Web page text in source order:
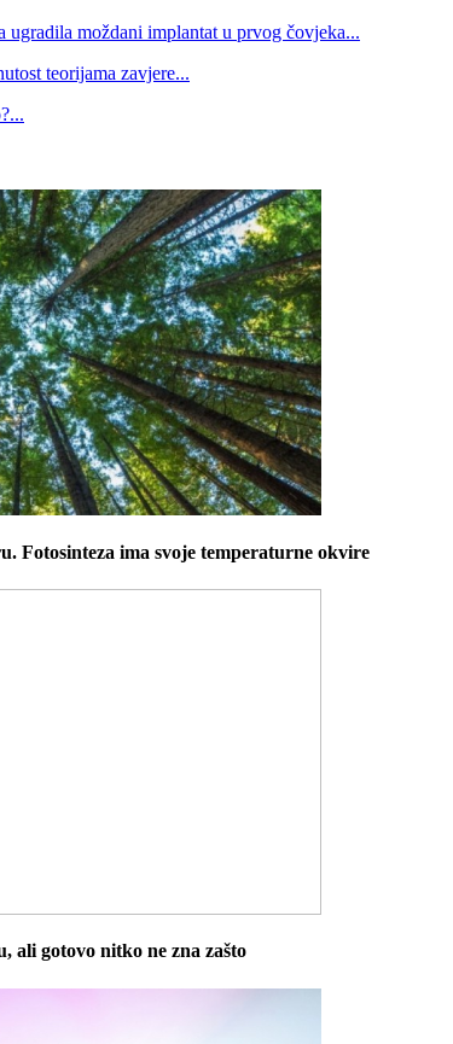
ugradila moždani implantat u prvog čovjeka...
teorijama zavjere...
Fotosinteza ima svoje temperaturne okvire
ali gotovo nitko ne zna zašto